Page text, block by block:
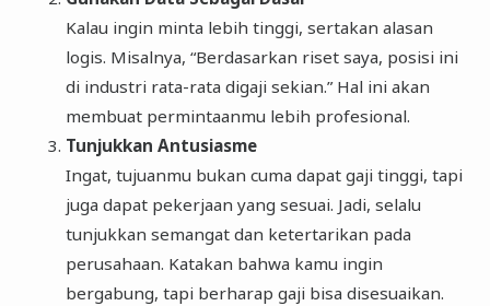
Kalau ingin minta lebih tinggi, sertakan alasan
logis. Misalnya, “Berdasarkan riset saya, posisi ini
di industri rata-rata digaji sekian.” Hal ini akan
membuat permintaanmu lebih profesional.
Tunjukkan Antusiasme
Ingat, tujuanmu bukan cuma dapat gaji tinggi, tapi
juga dapat pekerjaan yang sesuai. Jadi, selalu
tunjukkan semangat dan ketertarikan pada
perusahaan. Katakan bahwa kamu ingin
bergabung, tapi berharap gaji bisa disesuaikan.